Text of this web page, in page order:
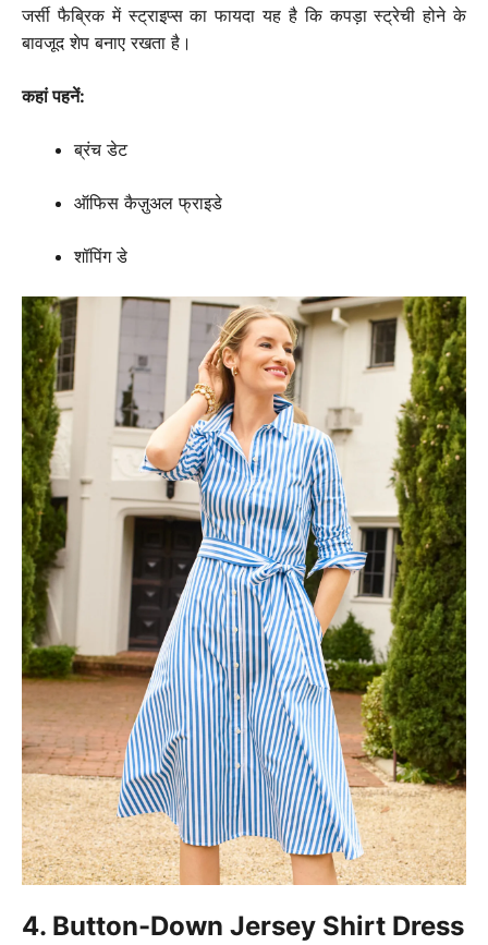
जर्सी फैब्रिक में स्ट्राइप्स का फायदा यह है कि कपड़ा स्ट्रेची होने के
बावजूद शेप बनाए रखता है।
कहां पहनें:
ब्रंच डेट
ऑफिस कैज़ुअल फ्राइडे
शॉपिंग डे
4. Button-Down Jersey Shirt Dress